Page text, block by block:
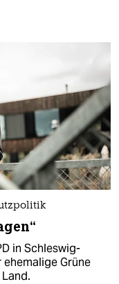
in Schleswig-
Grüne